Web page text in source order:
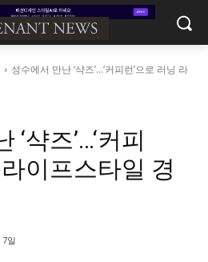
성수에서 만난 ‘샥즈’…‘커피런’으로 러닝 라
샥즈’…‘커피
이프스타일 경
일